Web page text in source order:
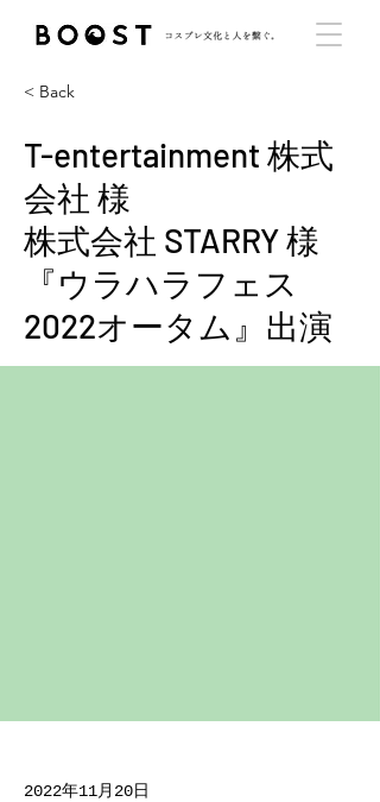
< Back
T-entertainment 株式
会社 様​
株式会社 STARRY 様
『ウラハラフェス
2022オータム』出演
2022年11月20日